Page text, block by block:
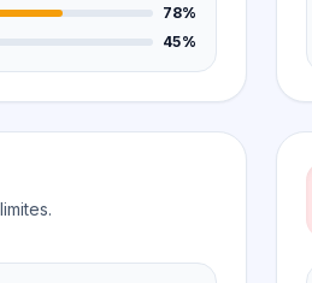
78%
45%